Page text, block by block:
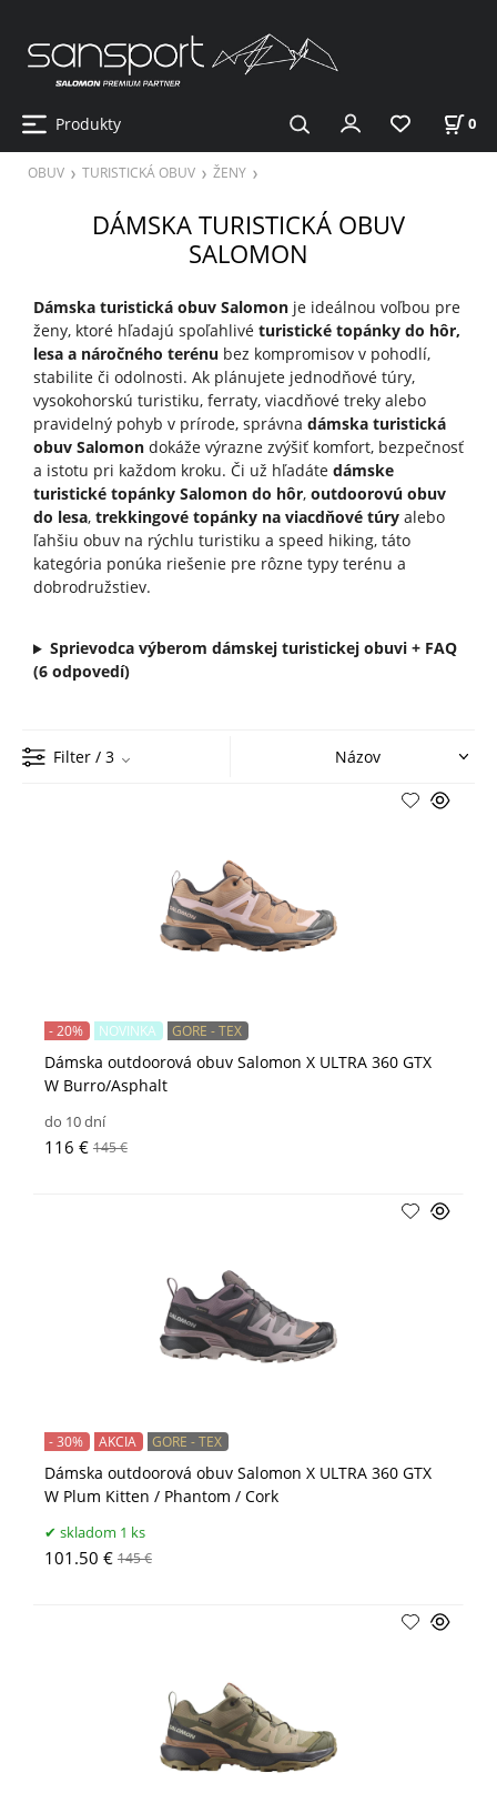
Produkty 0
OBUV TURISTICKÁ OBUV ŽENY
DÁMSKA TURISTICKÁ OBUV
SALOMON
Dámska turistická obuv Salomonje ideálnou voľbou pre
ženy, ktoré hľadajú spoľahlivé turistické topánky do hôr,
lesa a náročného terénubez kompromisov v pohodlí,
stabilite či odolnosti. Ak plánujete jednodňové túry,
vysokohorskú turistiku, ferraty, viacdňové treky alebo
pravidelný pohyb v prírode, správna dámska turistická
obuv Salomondokáže výrazne zvýšiť komfort, bezpečnosť
a istotu pri každom kroku. Či už hľadáte dámske
turistické topánky Salomon do hôr, outdoorovú obuv
do lesa, trekkingové topánky na viacdňové túryalebo
ľahšiu obuv na rýchlu turistiku a speed hiking, táto
kategória ponúka riešenie pre rôzne typy terénu a
dobrodružstiev.
Sprievodca výberom dámskej turistickej obuvi + FAQ
(6 odpovedí)
Filter / 3
Dámska outdoorová obuv Salomon X ULTRA 360 GTX
W Burro/Asphalt
- 20% NOVINKA GORE - TEX
do 10 dní
116 € 145 €
Dámska outdoorová obuv Salomon X ULTRA 360 GTX
W Plum Kitten / Phantom / Cork
- 30% AKCIA GORE - TEX
skladom 1 ks
101.50 € 145 €